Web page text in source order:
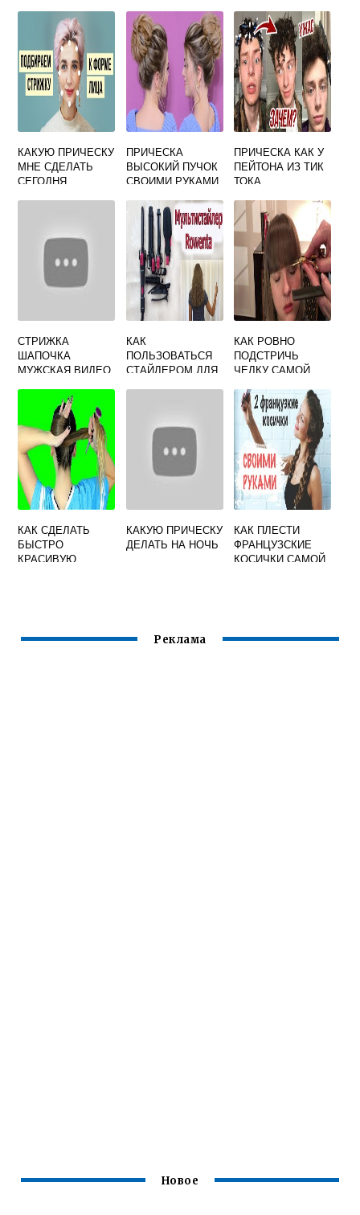
КАКУЮ ПРИЧЕСКУ
МНЕ СДЕЛАТЬ
СЕГОДНЯ
ПРИЧЕСКА
ВЫСОКИЙ ПУЧОК
СВОИМИ РУКАМИ
ПРИЧЕСКА КАК У
ПЕЙТОНА ИЗ ТИК
ТОКА
СТРИЖКА
ШАПОЧКА
МУЖСКАЯ ВИДЕО
КАК
ПОЛЬЗОВАТЬСЯ
СТАЙЛЕРОМ ДЛЯ
КАК РОВНО
ПОДСТРИЧЬ
ЧЕЛКУ САМОЙ
КАК СДЕЛАТЬ
БЫСТРО
КРАСИВУЮ
КАКУЮ ПРИЧЕСКУ
ДЕЛАТЬ НА НОЧЬ
КАК ПЛЕСТИ
ФРАНЦУЗСКИЕ
КОСИЧКИ САМОЙ
Реклама
Новое